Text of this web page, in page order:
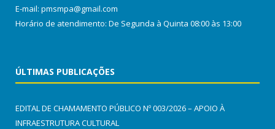
E-mail: pmsmpa@gmail.com
Horário de atendimento: De Segunda à Quinta 08:00 às 13:00
ÚLTIMAS PUBLICAÇÕES
EDITAL DE CHAMAMENTO PÚBLICO Nº 003/2026 – APOIO À
INFRAESTRUTURA CULTURAL